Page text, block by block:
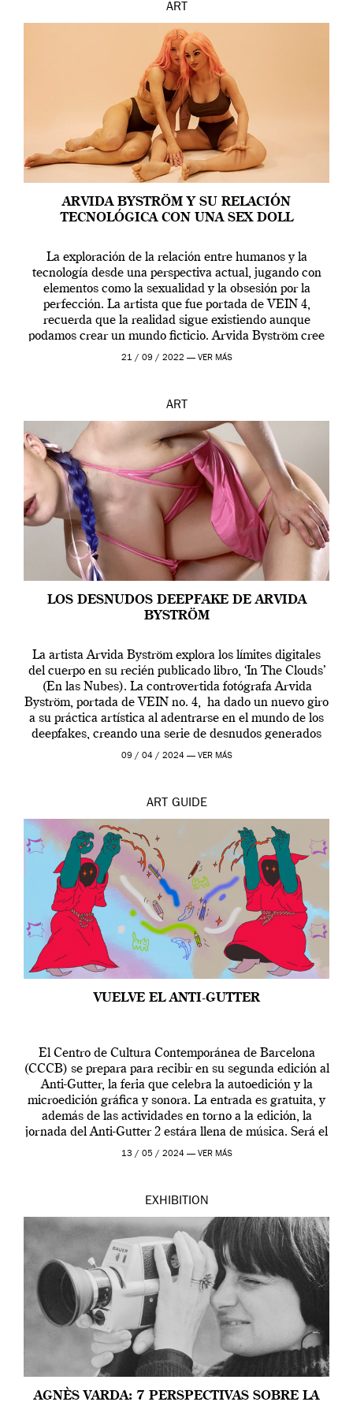
ART
ARVIDA BYSTRÖM Y SU RELACIÓN
TECNOLÓGICA CON UNA SEX DOLL
La exploración de la relación entre humanos y la
tecnología desde una perspectiva actual, jugando con
elementos como la sexualidad y la obsesión por la
perfección. La artista que fue portada de VEIN 4,
recuerda que la realidad sigue existiendo aunque
podamos crear un mundo ficticio. Arvida Byström cree
que los humanos tienen un complejo […]
21 / 09 / 2022 — VER MÁS
ART
LOS DESNUDOS DEEPFAKE DE ARVIDA
BYSTRÖM
La artista Arvida Byström explora los límites digitales
del cuerpo en su recién publicado libro, ‘In The Clouds’
(En las Nubes). La controvertida fotógrafa Arvida
Byström, portada de VEIN no. 4, ha dado un nuevo giro
a su práctica artística al adentrarse en el mundo de los
deepfakes, creando una serie de desnudos generados
por […]
09 / 04 / 2024 — VER MÁS
ART GUIDE
VUELVE EL ANTI-GUTTER
El Centro de Cultura Contemporánea de Barcelona
(CCCB) se prepara para recibir en su segunda edición al
Anti-Gutter, la feria que celebra la autoedición y la
microedición gráfica y sonora. La entrada es gratuita, y
además de las actividades en torno a la edición, la
jornada del Anti-Gutter 2 estára llena de música. Será el
[…]
13 / 05 / 2024 — VER MÁS
EXHIBITION
AGNÈS VARDA: 7 PERSPECTIVAS SOBRE LA